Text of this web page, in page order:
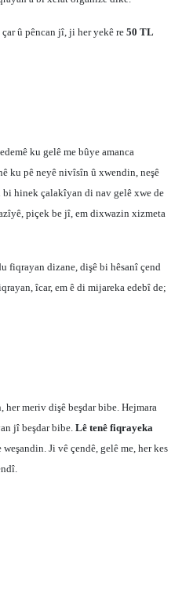
û pêncan jî, ji her yekê re 50 TL
ku gelê me bûye amanca
ku pê neyê nivîsîn û xwendin, neşê
hinek çalakîyan di nav gelê xwe de
piçek be jî, em dixwazin xizmeta
fiqrayan dizane, dişê bi hêsanî çend
îcar, em ê di mijareka edebî de;
her meriv dişê beşdar bibe. Hejmara
jî beşdar bibe. Lê tenê fiqrayeka
Ji vê çendê, gelê me, her kes